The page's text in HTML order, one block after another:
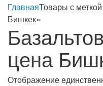
ГлавнаяТовары с
Бишкек»
цена
Отображение